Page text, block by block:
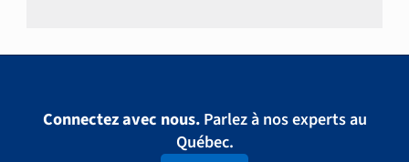
Connectez avec nous.Parlez à nos experts au
Québec.